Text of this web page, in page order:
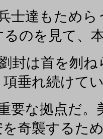
士達もため
るのを見て、
封は首を刎
垂れ続けて
要な拠点だ
奇襲するた